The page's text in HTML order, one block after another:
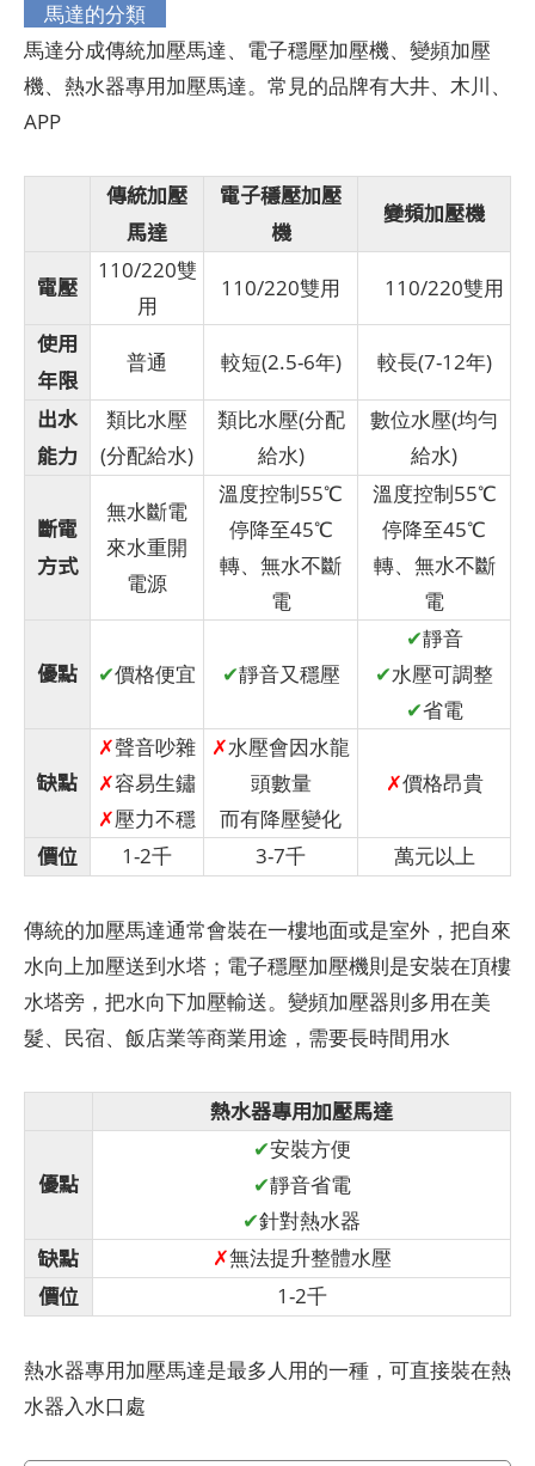
馬達的分類
馬達分成傳統加壓馬達、電子穩壓加壓機、變頻加壓
機、熱水器專用加壓馬達。常見的品牌有大井、木川、
APP
傳統加壓
馬達
電子穩壓加壓
機
變頻加壓機
電壓
110/220雙
用
110/220雙用 110/220雙用
使用
年限
普通 較短(2.5-6年) 較長(7-12年)
出水
能力
類比水壓
(分配給水)
類比水壓(分配
給水)
數位水壓(均勻
給水)
斷電
方式
無水斷電
來水重開
電源
溫度控制55℃
停降至45℃
轉、無水不斷
電
溫度控制55℃
停降至45℃
轉、無水不斷
電
優點 ✔價格便宜 ✔靜音又穩壓
✔靜音
✔水壓可調整
✔省電
缺點
✗聲音吵雜
✗容易生鏽
✗壓力不穩
✗水壓會因水龍
頭數量
而有降壓變化
✗價格昂貴
價位 1-2千 3-7千 萬元以上
傳統的加壓馬達通常會裝在一樓地面或是室外，把自來
水向上加壓送到水塔；電子穩壓加壓機則是安裝在頂樓
水塔旁，把水向下加壓輸送。變頻加壓器則多用在美
髮、民宿、飯店業等商業用途，需要長時間用水
熱水器專用加壓馬達
優點
✔安裝方便
✔靜音省電
✔針對熱水器
缺點 ✗無法提升整體水壓
價位 1-2千
熱水器專用加壓馬達是最多人用的一種，可直接裝在熱
水器入水口處